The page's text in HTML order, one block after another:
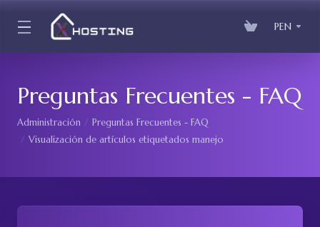
PEN
Preguntas Frecuentes - FAQ
Administración
Preguntas Frecuentes - FAQ
Visualización de artículos etiquetados manejo